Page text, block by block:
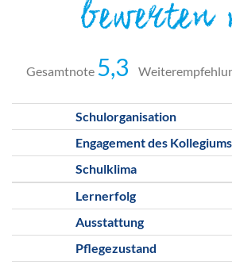
bewerten
Gesamtnote 5,3
Schulorganisation
Engagement des Kollegiums
Schulklima
Lernerfolg
Ausstattung
Pflegezustand